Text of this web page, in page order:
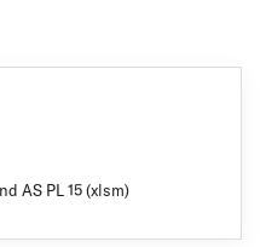
AS PL 15 (xlsm)